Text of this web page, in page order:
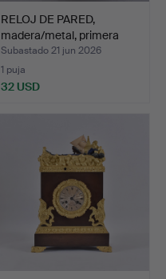
RELOJ DE PARED,
madera/metal, primera
mita…
Subastado 21 jun 2026
1 puja
32 USD